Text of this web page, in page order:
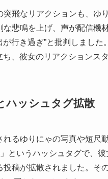
飛なリアクションも、ゆ
悲鳴を上げ、声が配信機
が行き過ぎ”と批判しまし
ち、彼女のリアクションス
ハッシュタグ拡散
れるゆりにゃの写真や短尺
というハッシュタグで、
稿が拡散されました。そ